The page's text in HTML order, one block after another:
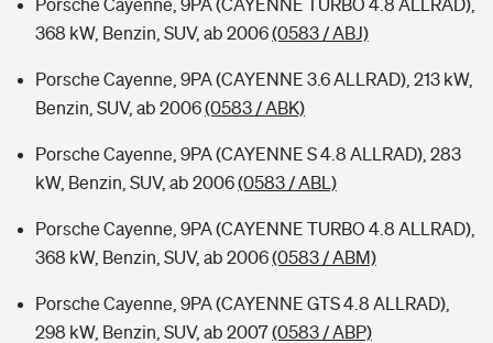
Porsche Cayenne, 9PA (CAYENNE TURBO 4.8 ALLRAD),
368 kW, Benzin, SUV, ab 2006(0583 / ABJ)
Porsche Cayenne, 9PA (CAYENNE 3.6 ALLRAD), 213 kW,
Benzin, SUV, ab 2006(0583 / ABK)
Porsche Cayenne, 9PA (CAYENNE S 4.8 ALLRAD), 283
kW, Benzin, SUV, ab 2006(0583 / ABL)
Porsche Cayenne, 9PA (CAYENNE TURBO 4.8 ALLRAD),
368 kW, Benzin, SUV, ab 2006(0583 / ABM)
Porsche Cayenne, 9PA (CAYENNE GTS 4.8 ALLRAD),
298 kW, Benzin, SUV, ab 2007(0583 / ABP)